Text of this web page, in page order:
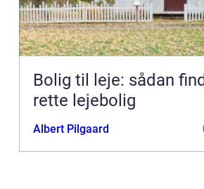
Bolig til leje: sådan
rette lejebolig
Albert Pilgaard